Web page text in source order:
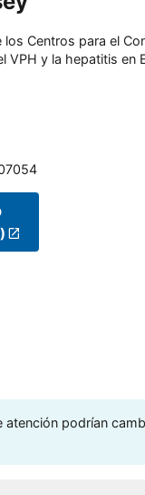
Centros para el
VPH y la hepatitis
atención podrían